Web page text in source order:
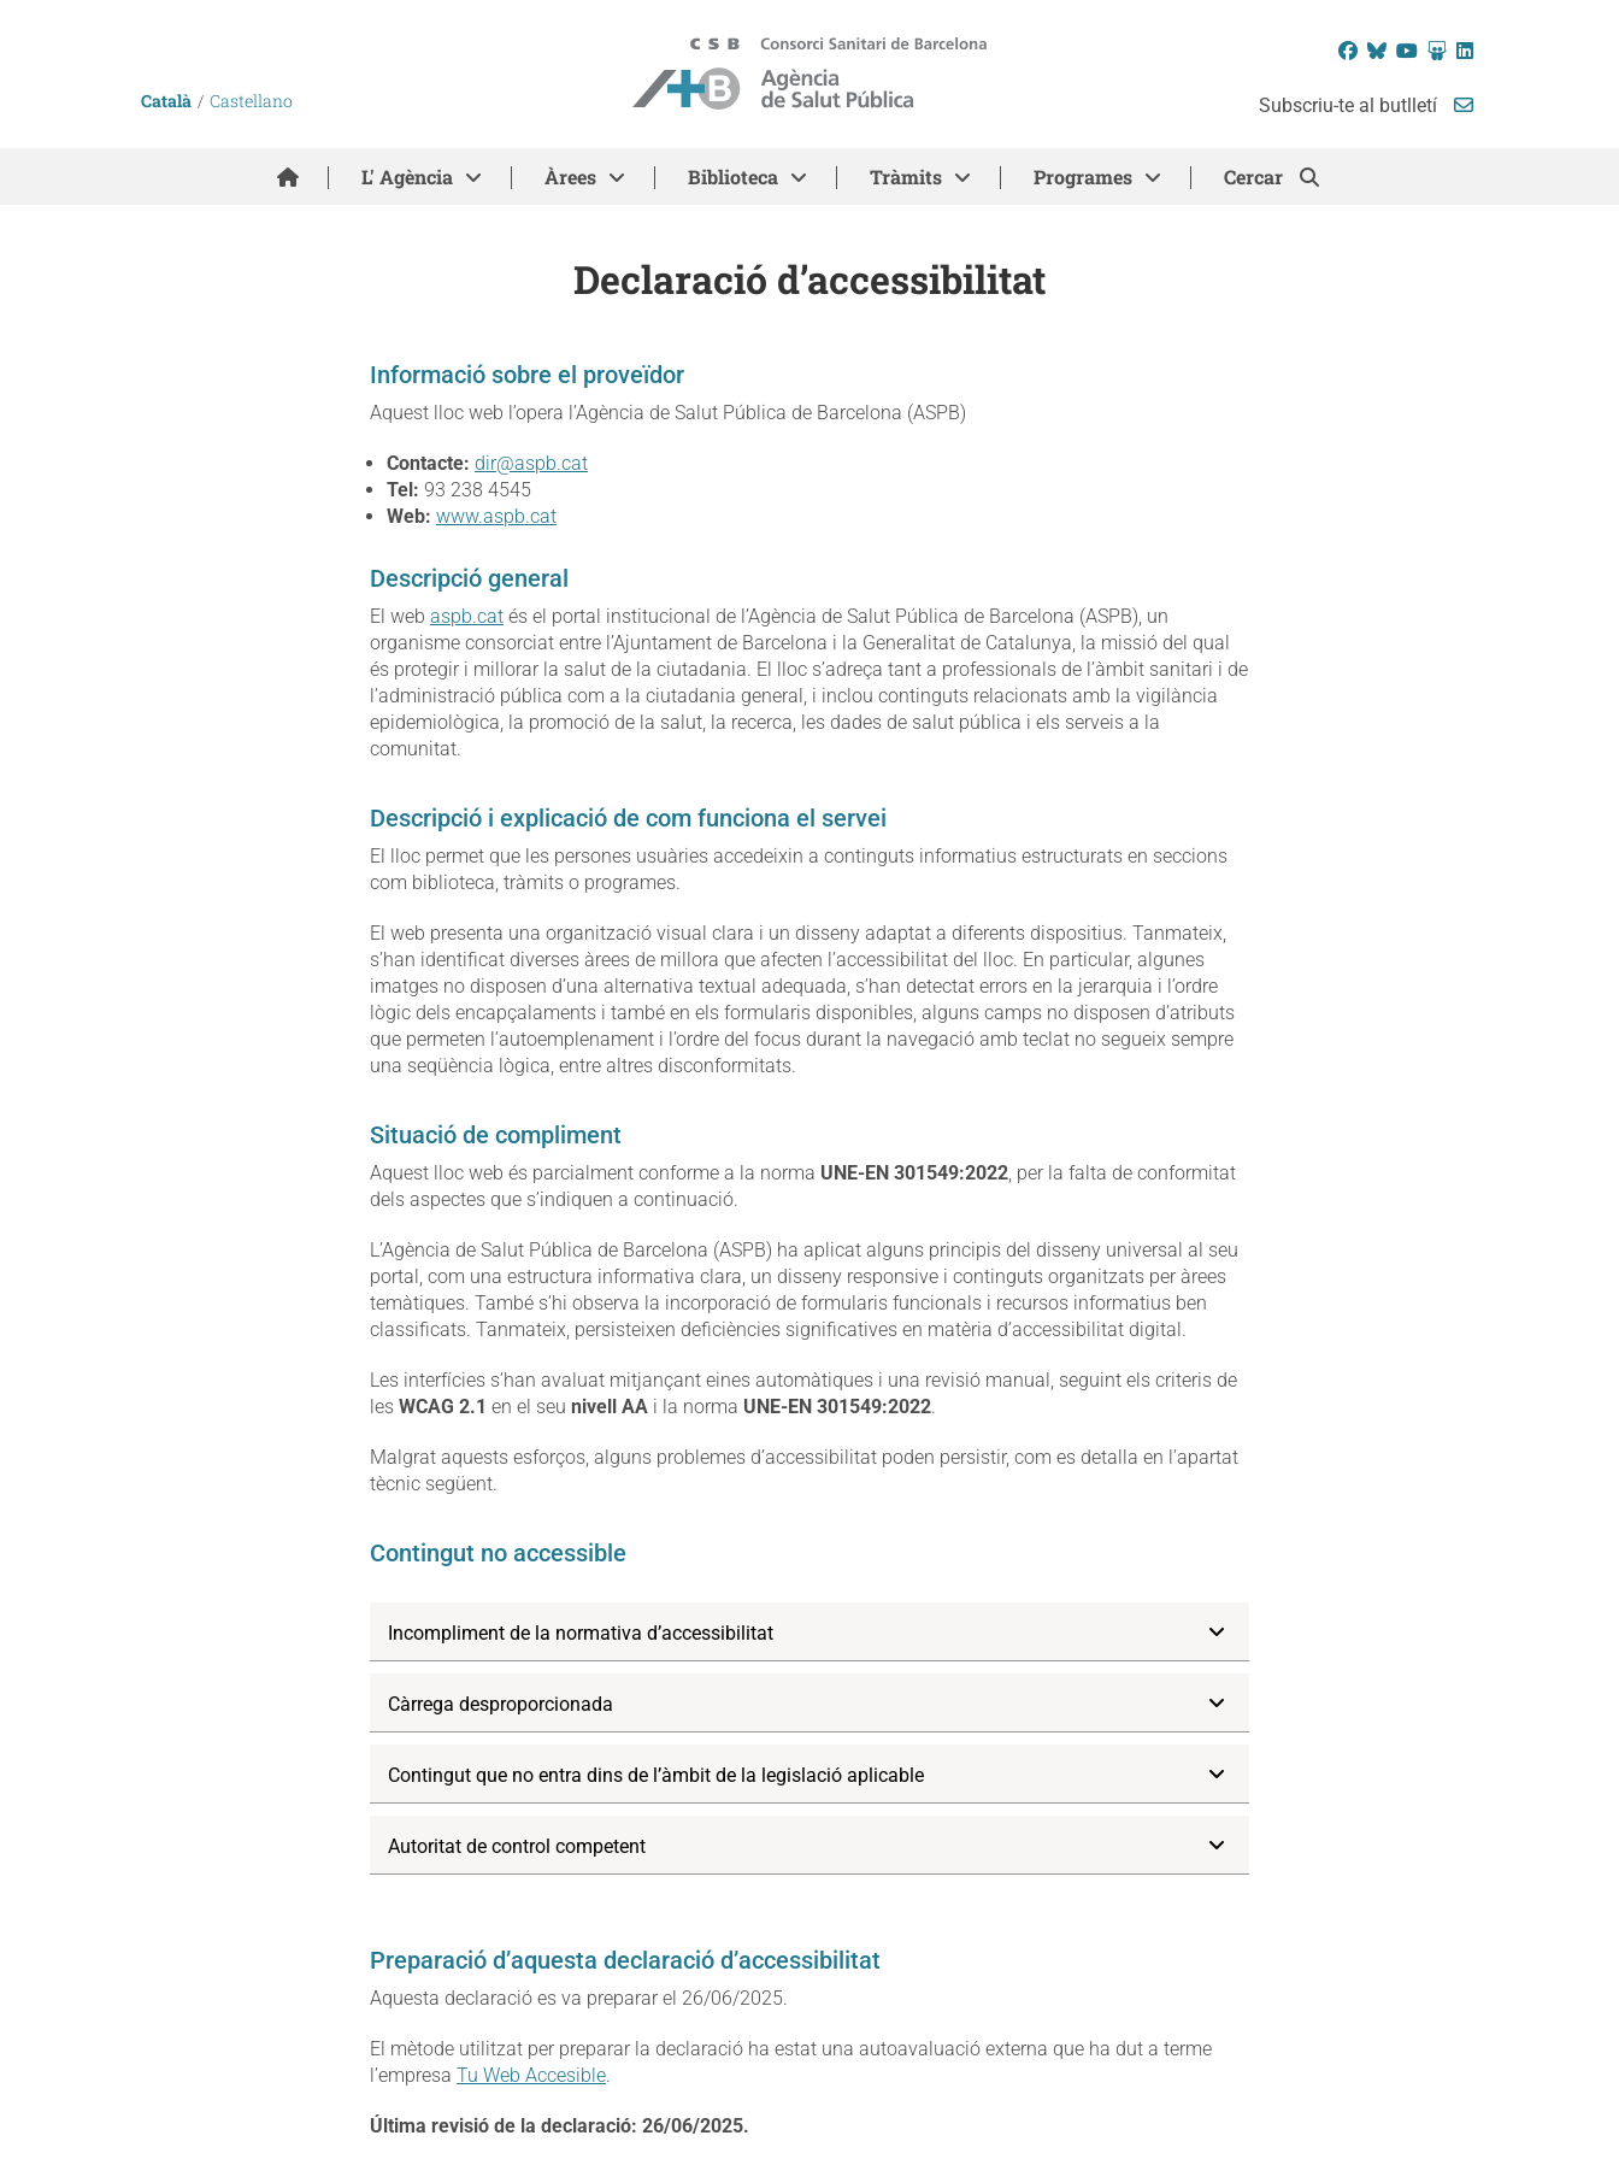
Català Castellano
ASPB - Agència de Salut Pública de Barcelona Facebook
BlueskyYouTube
SlideShare
LinkedIn
Subscriu-te al butlletí
Inici L' Agència Àrees Biblioteca Tràmits Programes Cercar
Declaració d’accessibilitat
Informació sobre el proveïdor
Aquest lloc web l’opera l’Agència de Salut Pública de Barcelona (ASPB)
Contacte: dir@aspb.cat
Tel: 93 238 4545
Web: www.aspb.cat
Descripció general
El web aspb.cat és el portal institucional de l’Agència de Salut Pública de Barcelona (ASPB), un
organisme consorciat entre l’Ajuntament de Barcelona i la Generalitat de Catalunya, la missió del qual
és protegir i millorar la salut de la ciutadania. El lloc s’adreça tant a professionals de l’àmbit sanitari i de
l’administració pública com a la ciutadania general, i inclou continguts relacionats amb la vigilància
epidemiològica, la promoció de la salut, la recerca, les dades de salut pública i els serveis a la
comunitat.
Descripció i explicació de com funciona el servei
El lloc permet que les persones usuàries accedeixin a continguts informatius estructurats en seccions
com biblioteca, tràmits o programes.
El web presenta una organització visual clara i un disseny adaptat a diferents dispositius. Tanmateix,
s’han identificat diverses àrees de millora que afecten l’accessibilitat del lloc. En particular, algunes
imatges no disposen d’una alternativa textual adequada, s’han detectat errors en la jerarquia i l’ordre
lògic dels encapçalaments i també en els formularis disponibles, alguns camps no disposen d’atributs
que permeten l’autoemplenament i l’ordre del focus durant la navegació amb teclat no segueix sempre
una seqüència lògica, entre altres disconformitats.
Situació de compliment
Aquest lloc web és parcialment conforme a la norma UNE-EN 301549:2022, per la falta de conformitat
dels aspectes que s’indiquen a continuació.
L’Agència de Salut Pública de Barcelona (ASPB) ha aplicat alguns principis del disseny universal al seu
portal, com una estructura informativa clara, un disseny responsive i continguts organitzats per àrees
temàtiques. També s’hi observa la incorporació de formularis funcionals i recursos informatius ben
classificats. Tanmateix, persisteixen deficiències significatives en matèria d’accessibilitat digital.
Les interfícies s’han avaluat mitjançant eines automàtiques i una revisió manual, seguint els criteris de
les WCAG 2.1 en el seu nivell AA i la norma UNE-EN 301549:2022.
Malgrat aquests esforços, alguns problemes d’accessibilitat poden persistir, com es detalla en l’apartat
tècnic següent.
Contingut no accessible
Incompliment de la normativa d’accessibilitat
Càrrega desproporcionada
Contingut que no entra dins de l’àmbit de la legislació aplicable
Autoritat de control competent
Preparació d’aquesta declaració d’accessibilitat
Aquesta declaració es va preparar el 26/06/2025.
El mètode utilitzat per preparar la declaració ha estat una autoavaluació externa que ha dut a terme
l’empresa Tu Web Accesible.
Última revisió de la declaració: 26/06/2025.